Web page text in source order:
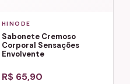
HINODE
Sabonete Cremoso
Corporal Sensações
Envolvente
R$ 65,90